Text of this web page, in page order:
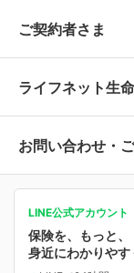
保険選びで迷
保険の基礎知
人生のステー
保険ジャン
あなたの人生
選ばれる理由・評
保険商品一覧
万が一に備え
病気や手術に
がん保険
がんに備える
女性保険
ご契約者さま
ご契約内容の
お客さま情報
保険料の支払
ライフネット生
ライフネット生命
会社情報
業績・財務情報
お問い合わせ・
保険相談サービス
LINE公式アカウント
保険を、もっと、
身近にわかりやす